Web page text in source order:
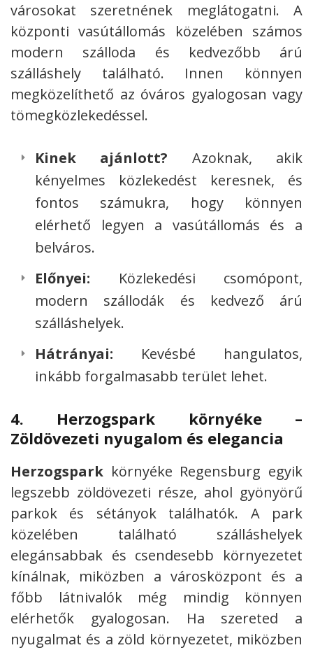
városokat szeretnének meglátogatni. A
központi vasútállomás közelében számos
modern szálloda és kedvezőbb árú
szálláshely található. Innen könnyen
megközelíthető az óváros gyalogosan vagy
tömegközlekedéssel.
Kinek ajánlott? Azoknak, akik
kényelmes közlekedést keresnek, és
fontos számukra, hogy könnyen
elérhető legyen a vasútállomás és a
belváros.
Előnyei: Közlekedési csomópont,
modern szállodák és kedvező árú
szálláshelyek.
Hátrányai: Kevésbé hangulatos,
inkább forgalmasabb terület lehet.
4. Herzogspark környéke –
Zöldövezeti nyugalom és elegancia
Herzogspark környéke Regensburg egyik
legszebb zöldövezeti része, ahol gyönyörű
parkok és sétányok találhatók. A park
közelében található szálláshelyek
elegánsabbak és csendesebb környezetet
kínálnak, miközben a városközpont és a
főbb látnivalók még mindig könnyen
elérhetők gyalogosan. Ha szereted a
nyugalmat és a zöld környezetet, miközben